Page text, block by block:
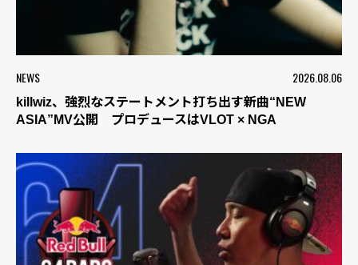
NEWS 2026.08.06
killwiz、強烈なステートメント打ち出す新曲“NEW
ASIA”MV公開 プロデュースはVLOT × NGA